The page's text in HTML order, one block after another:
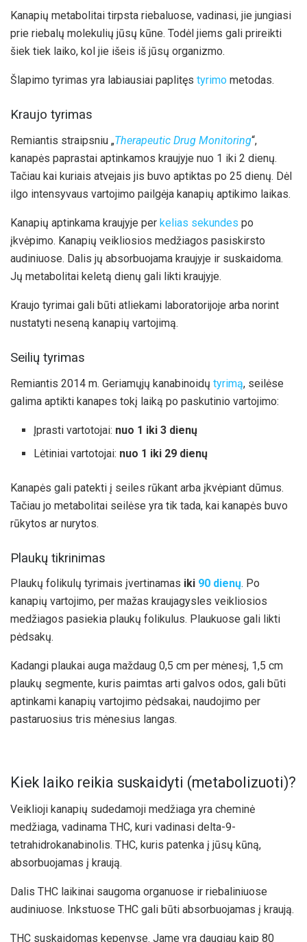
Kanapių metabolitai tirpsta riebaluose, vadinasi, jie jungiasi
prie riebalų molekulių jūsų kūne. Todėl jiems gali prireikti
šiek tiek laiko, kol jie išeis iš jūsų organizmo.
Šlapimo tyrimas yra labiausiai paplitęs tyrimo metodas.
Kraujo tyrimas
Remiantis straipsniu „Therapeutic Drug Monitoring“,
kanapės paprastai aptinkamos kraujyje nuo 1 iki 2 dienų.
Tačiau kai kuriais atvejais jis buvo aptiktas po 25 dienų. Dėl
ilgo intensyvaus vartojimo pailgėja kanapių aptikimo laikas.
Kanapių aptinkama kraujyje per kelias sekundes po
įkvėpimo. Kanapių veikliosios medžiagos pasiskirsto
audiniuose. Dalis jų absorbuojama kraujyje ir suskaidoma.
Jų metabolitai keletą dienų gali likti kraujyje.
Kraujo tyrimai gali būti atliekami laboratorijoje arba norint
nustatyti neseną kanapių vartojimą.
Seilių tyrimas
Remiantis 2014 m. Geriamųjų kanabinoidų tyrimą, seilėse
galima aptikti kanapes tokį laiką po paskutinio vartojimo:
Įprasti vartotojai: nuo 1 iki 3 dienų
Lėtiniai vartotojai: nuo 1 iki 29 dienų
Kanapės gali patekti į seiles rūkant arba įkvėpiant dūmus.
Tačiau jo metabolitai seilėse yra tik tada, kai kanapės buvo
rūkytos ar nurytos.
Plaukų tikrinimas
Plaukų folikulų tyrimais įvertinamas iki 90 dienų. Po
kanapių vartojimo, per mažas kraujagysles veikliosios
medžiagos pasiekia plaukų folikulus. Plaukuose gali likti
pėdsakų.
Kadangi plaukai auga maždaug 0,5 cm per mėnesį, 1,5 cm
plaukų segmente, kuris paimtas arti galvos odos, gali būti
aptinkami kanapių vartojimo pėdsakai, naudojimo per
pastaruosius tris mėnesius langas.
Kiek laiko reikia suskaidyti (metabolizuoti)?
Veiklioji kanapių sudedamoji medžiaga yra cheminė
medžiaga, vadinama THC, kuri vadinasi delta-9-
tetrahidrokanabinolis. THC, kuris patenka į jūsų kūną,
absorbuojamas į kraują.
Dalis THC laikinai saugoma organuose ir riebaliniuose
audiniuose. Inkstuose THC gali būti absorbuojamas į kraują.
THC suskaidomas kepenyse. Jame yra daugiau kaip 80